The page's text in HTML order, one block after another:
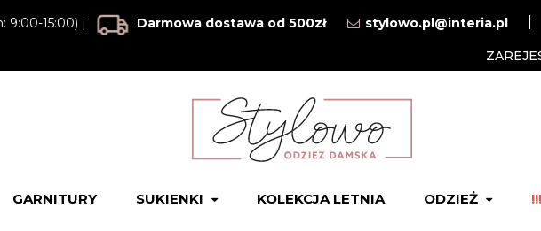
9:00-15:00) | Darmowa dostawa od 500zł stylowo.pl@interia.pl
GARNITURY SUKIENKI KOLEKCJA LETNIA ODZIEŻ